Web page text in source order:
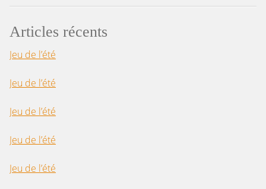
Articles récents
Jeu de l’été
Jeu de l’été
Jeu de l’été
Jeu de l’été
Jeu de l’été